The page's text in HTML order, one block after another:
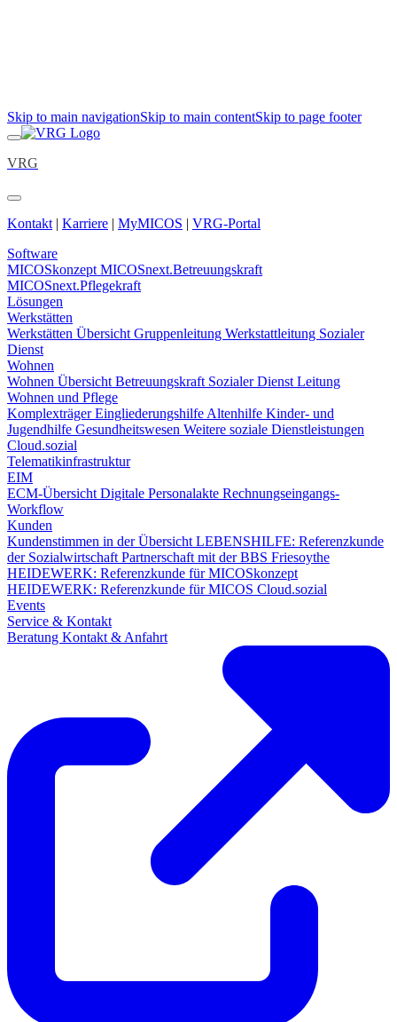
Skip to main navigationSkip to main contentSkip to page footer
VRG
Kontakt | Karriere | MyMICOS | VRG-Portal
Software
MICOSkonzept MICOSnext.Betreuungskraft
MICOSnext.Pflegekraft
Lösungen
Werkstätten
Werkstätten Übersicht Gruppenleitung Werkstattleitung Sozialer
Dienst
Wohnen
Wohnen Übersicht Betreuungskraft Sozialer Dienst Leitung
Wohnen und Pflege
KomplexträgerEingliederungshilfe Altenhilfe Kinder- und
Jugendhilfe Gesundheitswesen Weitere soziale Dienstleistungen
Cloud.sozial
Telematikinfrastruktur
EIM
ECM-Übersicht Digitale Personalakte Rechnungseingangs-
Workflow
Kunden
Kundenstimmen in der Übersicht LEBENSHILFE: Referenzkunde
der Sozialwirtschaft Partnerschaft mit der BBS Friesoythe
HEIDEWERK: Referenzkunde für MICOSkonzept
HEIDEWERK: Referenzkunde für MICOS Cloud.sozial
Events
Service & Kontakt
Beratung Kontakt & Anfahrt